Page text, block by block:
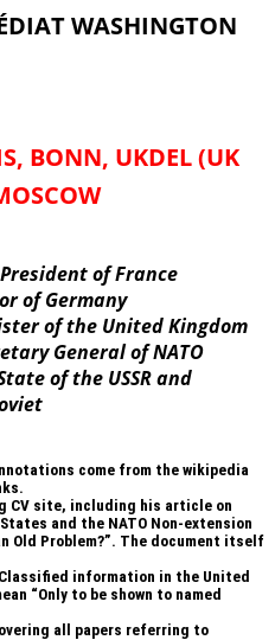
WASHINGTON
BONN, UKDEL (UK
of France
of Germany
of the United Kingdom
General of NATO
of the USSR and
come from the wikipedia
CV site, including his article on
and the NATO Non-extension
Old Problem?”. The document itself
Classified information in the United
“Only to be shown to named
all papers referring to